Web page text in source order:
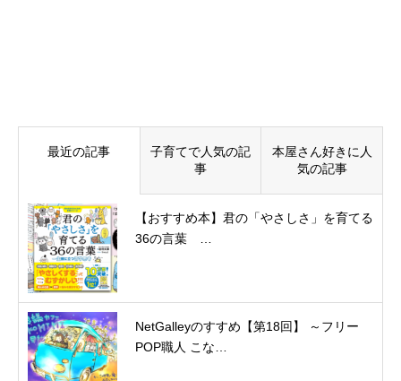
最近の記事
子育てで人気の記
事
本屋さん好きに人
気の記事
【おすすめ本】君の「やさしさ」を育てる
36の言葉 …
NetGalleyのすすめ【第18回】 ～フリー
POP職人 こな…